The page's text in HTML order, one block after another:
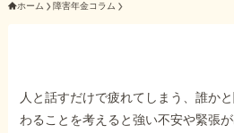
サポート料金につい
ご相談事例をみる
ホーム 障害年金コラム
人と話すだけで疲れてしまう、誰か
わることを考えると強い不安や緊張が